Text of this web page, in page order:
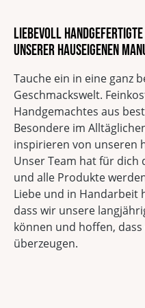
Liebevoll handgefertigte
unserer hauseigenen
Tauche ein in eine ganz
Geschmackswelt.
Handgemachtes aus
Besondere im
inspirieren von unseren
Unser Team hat für
und alle Produkte
Liebe und in Handarbeit
dass wir unsere
können und hoffen,
überzeugen.